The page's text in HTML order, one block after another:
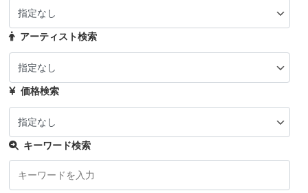
アーティスト検索
価格検索
キーワード検索